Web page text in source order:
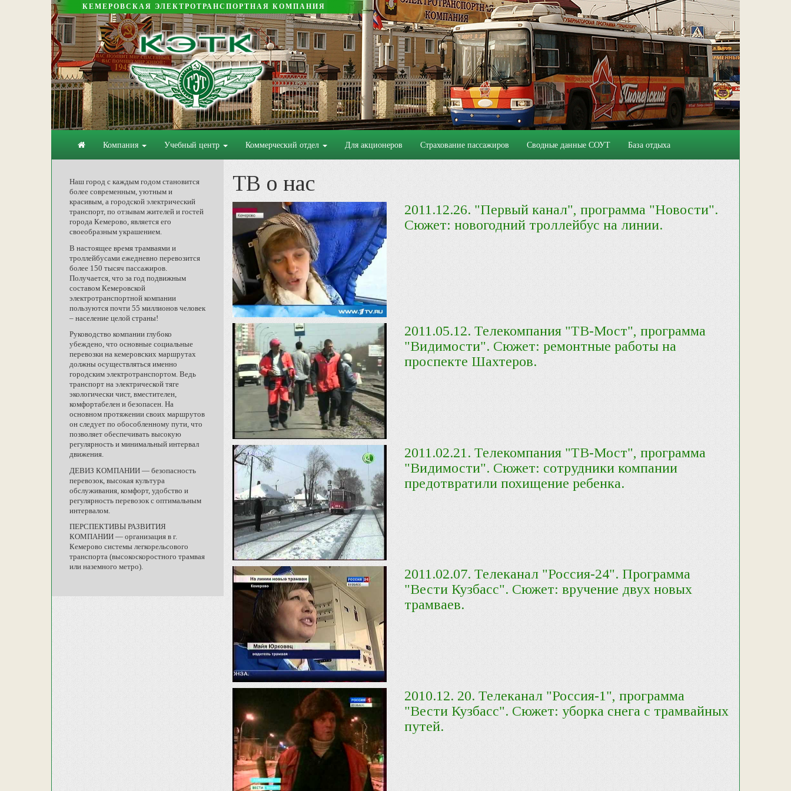
КЕМЕРОВСКАЯ ЭЛЕКТРОТРАНСПОРТНАЯ КОМПАНИЯ
Компания Учебный центр Коммерческий отдел Для акционеров Страхование пассажиров Сводные данные СОУТ База отдыха
Наш город с каждым годом становится
более современным, уютным и
красивым, а городской электрический
транспорт, по отзывам жителей и гостей
города Кемерово, является его
своеобразным украшением.
В настоящее время трамваями и
троллейбусами ежедневно перевозится
более 150 тысяч пассажиров.
Получается, что за год подвижным
составом Кемеровской
электротранспортной компании
пользуются почти 55 миллионов человек
– население целой страны!
Руководство компании глубоко
убеждено, что основные социальные
перевозки на кемеровских маршрутах
должны осуществляться именно
городским электротранспортом. Ведь
транспорт на электрической тяге
экологически чист, вместителен,
комфортабелен и безопасен. На
основном протяжении своих маршрутов
он следует по обособленному пути, что
позволяет обеспечивать высокую
регулярность и минимальный интервал
движения.
ДЕВИЗ КОМПАНИИ — безопасность
перевозок, высокая культура
обслуживания, комфорт, удобство и
регулярность перевозок с оптимальным
интервалом.
ПЕРСПЕКТИВЫ РАЗВИТИЯ
КОМПАНИИ — организация в г.
Кемерово системы легкорельсового
транспорта (высокоскоростного трамвая
или наземного метро).
ТВ о нас
2011.12.26. "Первый канал", программа "Новости".
Сюжет: новогодний троллейбус на линии.
2011.05.12. Телекомпания "ТВ-Мост", программа
"Видимости". Сюжет: ремонтные работы на
проспекте Шахтеров.
2011.02.21. Телекомпания "ТВ-Мост", программа
"Видимости". Сюжет: сотрудники компании
предотвратили похищение ребенка.
2011.02.07. Телеканал "Россия-24". Программа
"Вести Кузбасс". Сюжет: вручение двух новых
трамваев.
2010.12. 20. Телеканал "Россия-1", программа
"Вести Кузбасс". Сюжет: уборка снега с трамвайных
путей.